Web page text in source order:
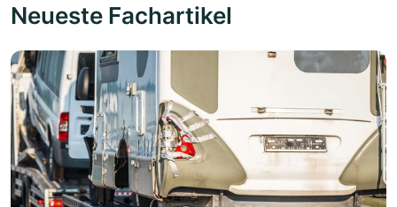
Neueste Fachartikel